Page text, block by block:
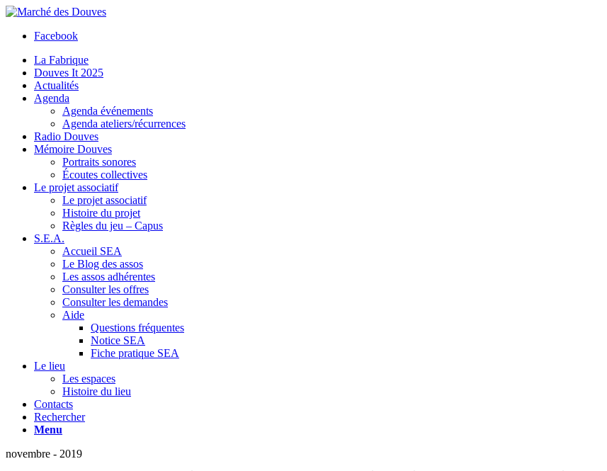
Facebook
La Fabrique
Douves It 2025
Actualités
Agenda
Agenda événements
Agenda ateliers/récurrences
Radio Douves
Mémoire Douves
Portraits sonores
Écoutes collectives
Le projet associatif
Le projet associatif
Histoire du projet
Règles du jeu – Capus
S.E.A.
Accueil SEA
Le Blog des assos
Les assos adhérentes
Consulter les offres
Consulter les demandes
Aide
Questions fréquentes
Notice SEA
Fiche pratique SEA
Le lieu
Les espaces
Histoire du lieu
Contacts
Rechercher
Menu
novembre - 2019